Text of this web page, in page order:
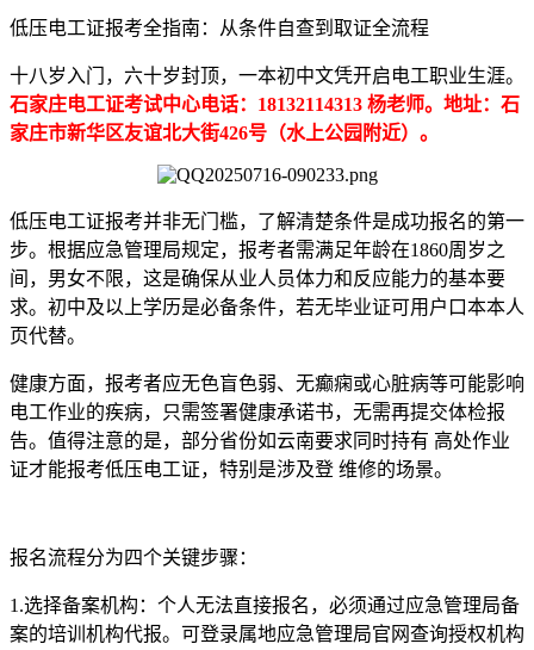
低压电工证报考全指南：从条件自查到取证全流程
十八岁入门，六十岁封顶，一本初中文凭开启电工职业生涯。
石家庄电工证考试中心电话：18132114313 杨老师。地址：石
家庄市新华区友谊北大街426号（水上公园附近）。
低压电工证报考并非无门槛，了解清楚条件是成功报名的第一
步。根据应急管理局规定，报考者需满足年龄在1860周岁之
间，男女不限，这是确保从业人员体力和反应能力的基本要
求。初中及以上学历是必备条件，若无毕业证可用户口本本人
页代替。
健康方面，报考者应无色盲色弱、无癫痫或心脏病等可能影响
电工作业的疾病，只需签署健康承诺书，无需再提交体检报
告。值得注意的是，部分省份如云南要求同时持有 高处作业
证才能报考低压电工证，特别是涉及登 维修的场景。
报名流程分为四个关键步骤：
1.选择备案机构：个人无法直接报名，必须通过应急管理局备
案的培训机构代报。可登录属地应急管理局官网查询授权机构